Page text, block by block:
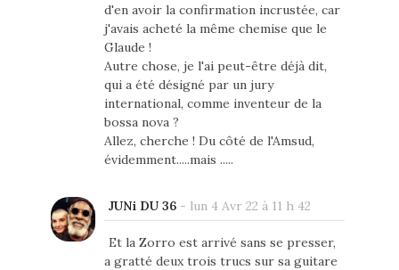
d'en avoir la confirmation incrustée, car
j'avais acheté la même chemise que le
Glaude !
Autre chose, je l'ai peut-être déjà dit,
qui a été désigné par un jury
international, comme inventeur de la
bossa nova ?
Allez, cherche ! Du côté de l'Amsud,
évidemment.....mais .....
JUNi DU 36- lun 4 Avr 22 à 11 h 42
Et la Zorro est arrivé sans se presser,
a gratté deux trois trucs sur sa guitare